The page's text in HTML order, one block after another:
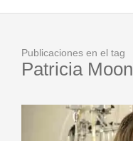
Publicaciones en el tag
Patricia Moon